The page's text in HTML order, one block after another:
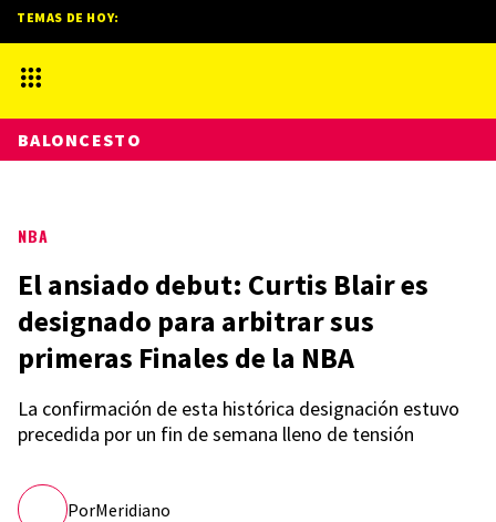
NBA
El ansiado debut: Curtis Blair es
designado para arbitrar sus
primeras Finales de la NBA
La confirmación de esta histórica designación estuvo
precedida por un fin de semana lleno de tensión
PorMeridiano
TEMAS DE HOY:
BALONCESTO